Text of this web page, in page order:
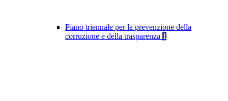
Piano triennale per la prevenzione della
corruzione e della trasparenza 1